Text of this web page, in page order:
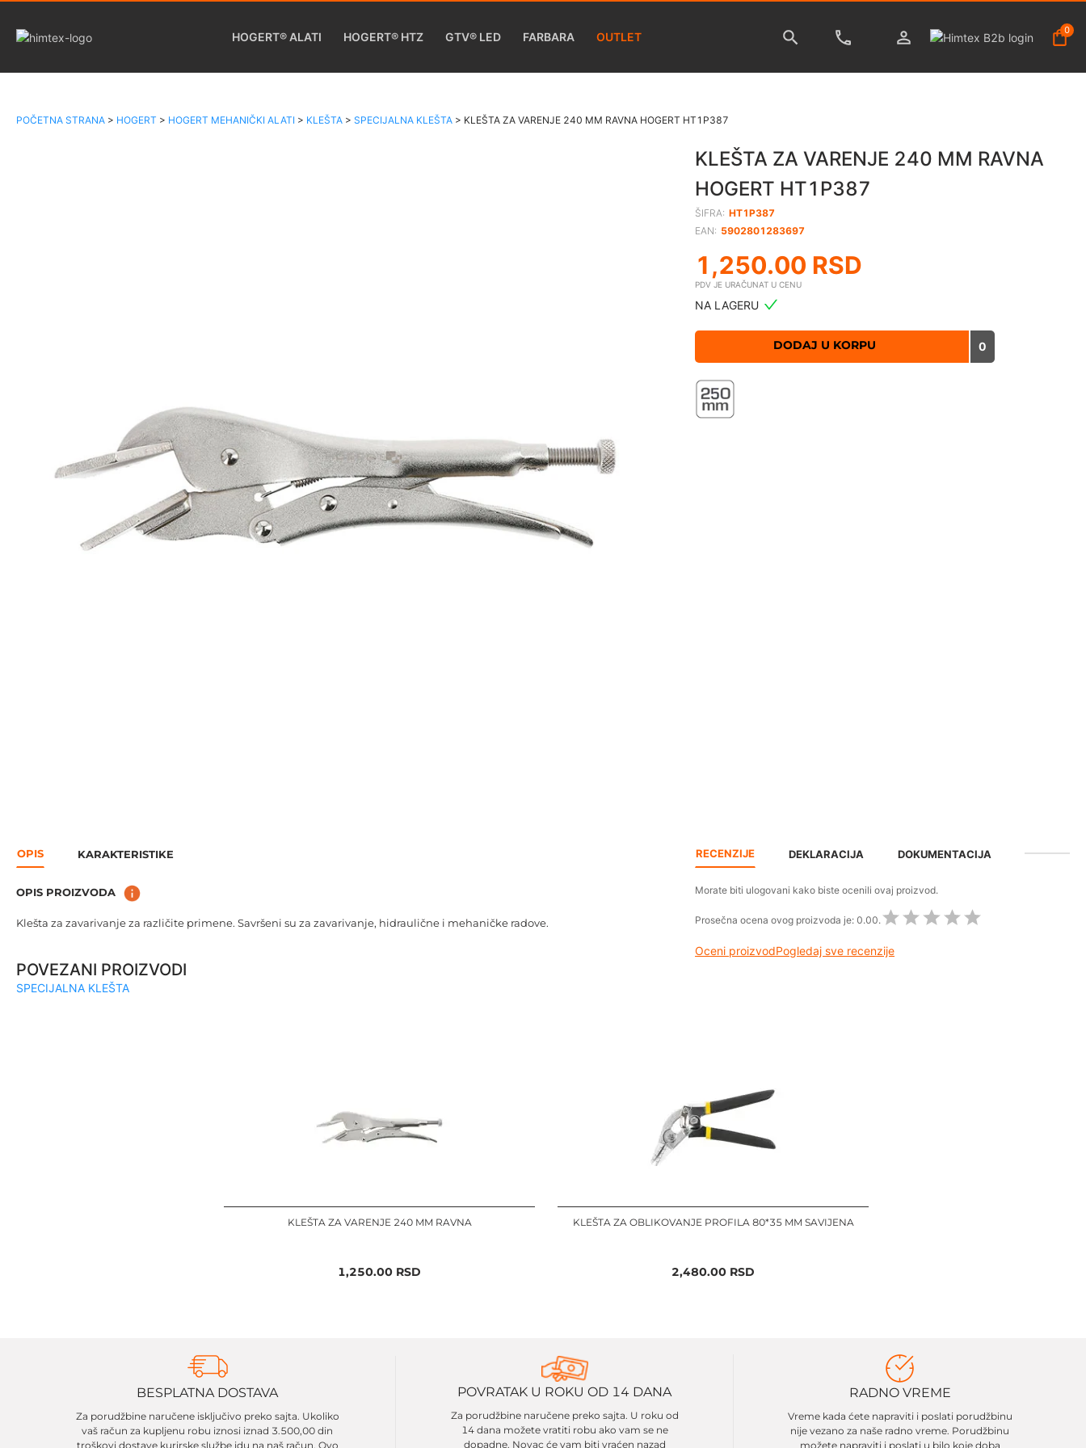
HOGERT® ALATI HOGERT® HTZ GTV® LED FARBARA OUTLET
0
POČETNA STRANA > HOGERT > HOGERT MEHANIČKI ALATI > KLEŠTA > SPECIJALNA KLEŠTA > KLEŠTA ZA VARENJE 240 MM RAVNA HOGERT HT1P387
KLEŠTA ZA VARENJE 240 MM RAVNA
HOGERT HT1P387
ŠIFRA: HT1P387
EAN: 5902801283697
1,250.00 RSD
PDV JE URAČUNAT U CENU
NA LAGERU
DODAJ U KORPU 0
OPIS KARAKTERISTIKE
OPIS PROIZVODA
Klešta za zavarivanje za različite primene. Savršeni su za zavarivanje, hidraulične i mehaničke radove.
RECENZIJE DEKLARACIJA DOKUMENTACIJA
Morate biti ulogovani kako biste ocenili ovaj proizvod.
Prosečna ocena ovog proizvoda je: 0.00.
Oceni proizvodPogledaj sve recenzije
POVEZANI PROIZVODI
SPECIJALNA KLEŠTA
KLEŠTA ZA VARENJE 240 MM RAVNA
1,250.00 RSD
KLEŠTA ZA OBLIKOVANJE PROFILA 80*35 MM SAVIJENA
2,480.00 RSD
BESPLATNA DOSTAVA
Za porudžbine naručene isključivo preko sajta. Ukoliko
vaš račun za kupljenu robu iznosi iznad 3.500,00 din
troškovi dostave kurirske službe idu na naš račun. Ovo
POVRATAK U ROKU OD 14 DANA
Za porudžbine naručene preko sajta. U roku od
14 dana možete vratiti robu ako vam se ne
dopadne. Novac će vam biti vraćen nazad
RADNO VREME
Vreme kada ćete napraviti i poslati porudžbinu
nije vezano za naše radno vreme. Porudžbinu
možete napraviti i poslati u bilo koje doba